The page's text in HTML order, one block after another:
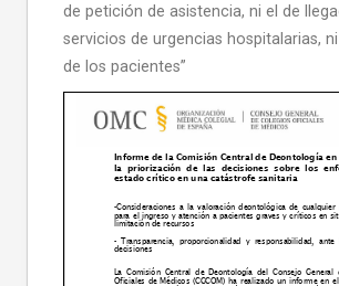
de petición de asistencia, ni el de
servicios de urgencias hospitalarias,
de los pacientes”